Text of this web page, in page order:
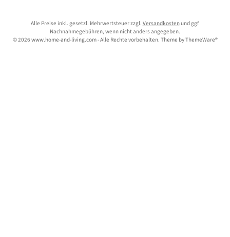
Alle Preise inkl. gesetzl. Mehrwertsteuer zzgl. Versandkostenund ggf.
Nachnahmegebühren, wenn nicht anders angegeben.
© 2026 www.home-and-living.com - Alle Rechte vorbehalten. Theme byThemeWare®